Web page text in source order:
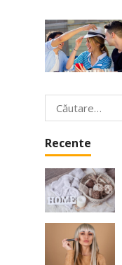
Caută
după:
Recente